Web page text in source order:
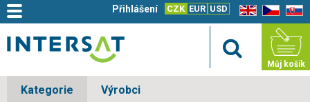
EN CZ SK
CZK EUR USD
Přihlášení
Můj košík
Kategorie Výrobci